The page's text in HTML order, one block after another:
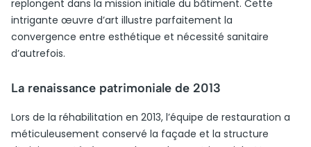
replongent dans la mission initiale du bâtiment. Cette
intrigante œuvre d’art illustre parfaitement la
convergence entre esthétique et nécessité sanitaire
d’autrefois.
La renaissance patrimoniale de 2013
Lors de la réhabilitation en 2013, l’équipe de restauration a
méticuleusement conservé la façade et la structure